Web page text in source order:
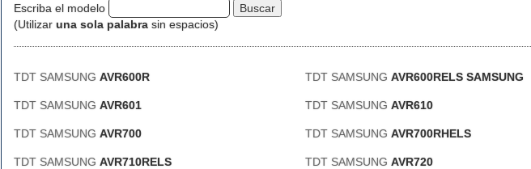
Escriba el modelo
(Utilizar una sola palabra sin espacios)
TDT SAMSUNG AVR600R TDT SAMSUNG AVR600RELS SAMSUNG
TDT SAMSUNG AVR601 TDT SAMSUNG AVR610
TDT SAMSUNG AVR700 TDT SAMSUNG AVR700RHELS
TDT SAMSUNG AVR710RELS TDT SAMSUNG AVR720